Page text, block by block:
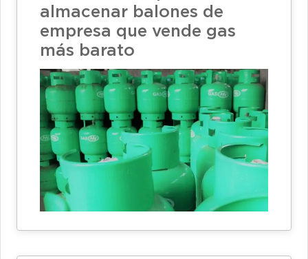
almacenar balones de
empresa que vende gas
más barato